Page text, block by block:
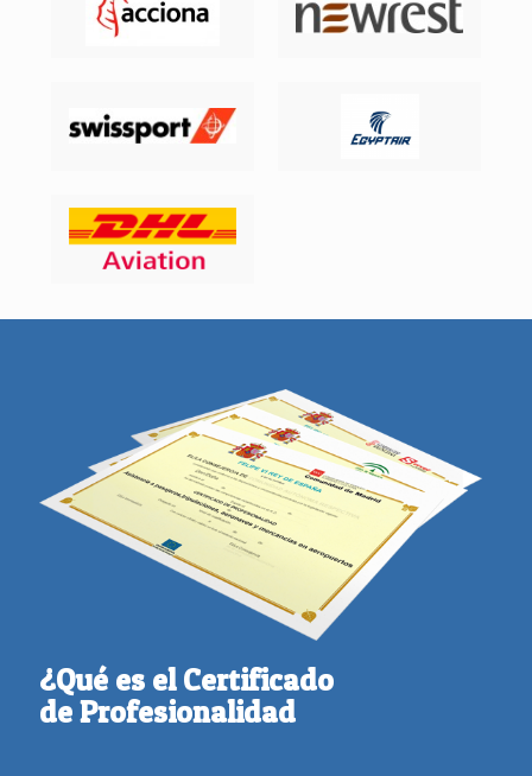
¿Qué es el Certificado
de Profesionalidad